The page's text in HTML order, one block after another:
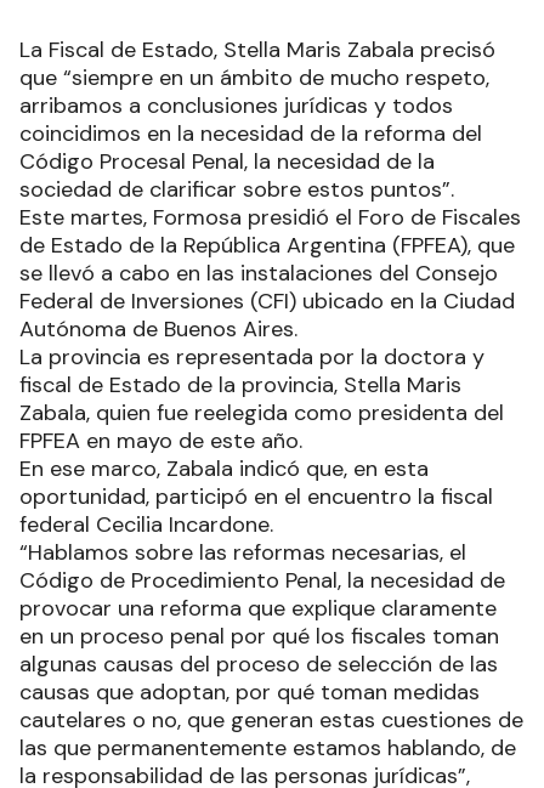
La Fiscal de Estado, Stella Maris Zabala precisó
que “siempre en un ámbito de mucho respeto,
arribamos a conclusiones jurídicas y todos
coincidimos en la necesidad de la reforma del
Código Procesal Penal, la necesidad de la
sociedad de clarificar sobre estos puntos”.
Este martes, Formosa presidió el Foro de Fiscales
de Estado de la República Argentina (FPFEA), que
se llevó a cabo en las instalaciones del Consejo
Federal de Inversiones (CFI) ubicado en la Ciudad
Autónoma de Buenos Aires.
La provincia es representada por la doctora y
fiscal de Estado de la provincia, Stella Maris
Zabala, quien fue reelegida como presidenta del
FPFEA en mayo de este año.
En ese marco, Zabala indicó que, en esta
oportunidad, participó en el encuentro la fiscal
federal Cecilia Incardone.
“Hablamos sobre las reformas necesarias, el
Código de Procedimiento Penal, la necesidad de
provocar una reforma que explique claramente
en un proceso penal por qué los fiscales toman
algunas causas del proceso de selección de las
causas que adoptan, por qué toman medidas
cautelares o no, que generan estas cuestiones de
las que permanentemente estamos hablando, de
la responsabilidad de las personas jurídicas”,